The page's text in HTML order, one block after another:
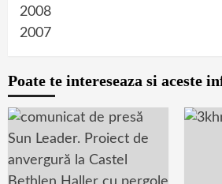
2008
2007
Poate te intereseaza si aceste